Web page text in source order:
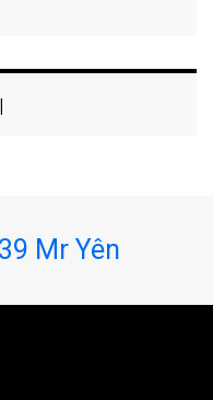
Mr Yên